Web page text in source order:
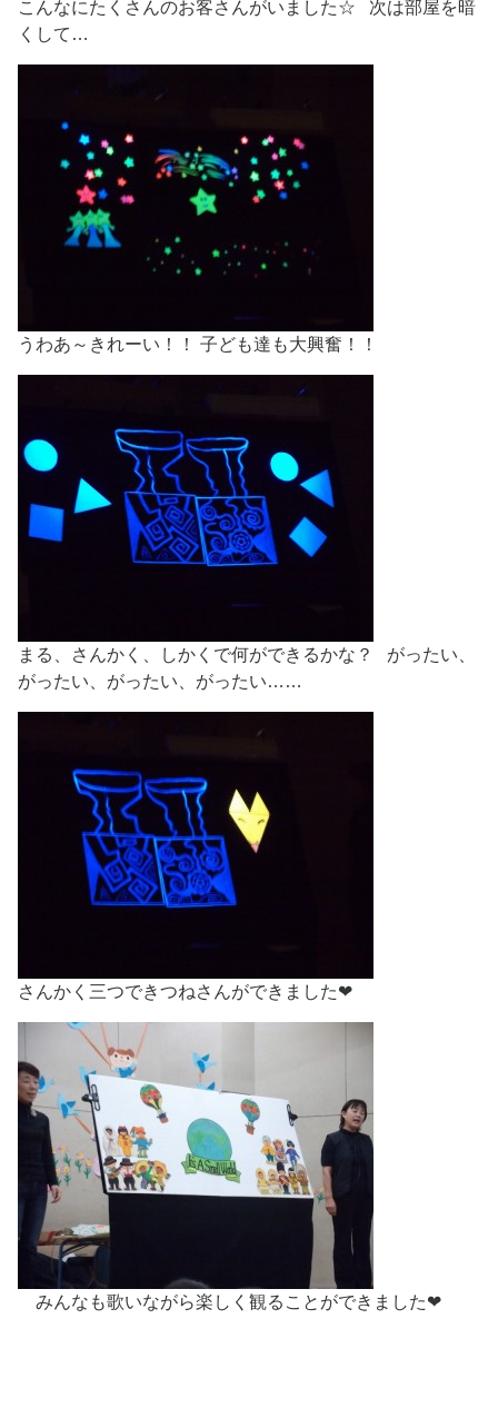
こんなにたくさんのお客さんがいました☆ 次は部屋を暗
くして…
うわあ～きれーい！！ 子ども達も大興奮！！
まる、さんかく、しかくで何ができるかな？ がったい、
がったい、がったい、がったい……
さんかく三つできつねさんができました❤
みんなも歌いながら楽しく観ることができました❤